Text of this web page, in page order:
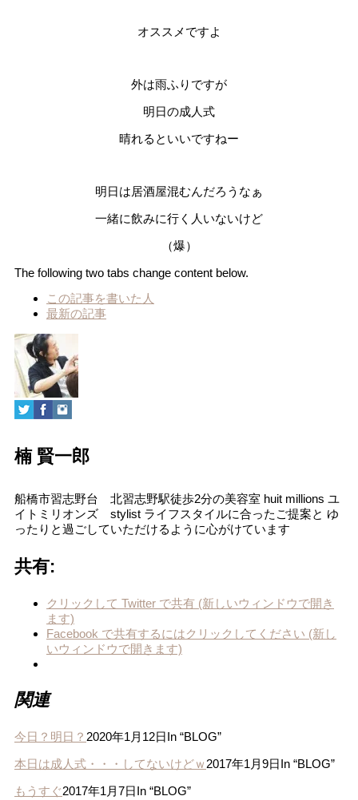
オススメですよ
外は雨ふりですが
明日の成人式
晴れるといいですねー
明日は居酒屋混むんだろうなぁ
一緒に飲みに行く人いないけど
（爆）
The following two tabs change content below.
この記事を書いた人
最新の記事
楠 賢一郎
船橋市習志野台 北習志野駅徒歩2分の美容室 huit millions ユ
イトミリオンズ stylist ライフスタイルに合ったご提案と ゆ
ったりと過ごしていただけるように心がけています
共有:
クリックして Twitter で共有 (新しいウィンドウで開き
ます)
Facebook で共有するにはクリックしてください (新し
いウィンドウで開きます)
関連
今日？明日？ 2020年1月12日In “BLOG”
本日は成人式・・・してないけどｗ 2017年1月9日In “BLOG”
もうすぐ2017年1月7日In “BLOG”